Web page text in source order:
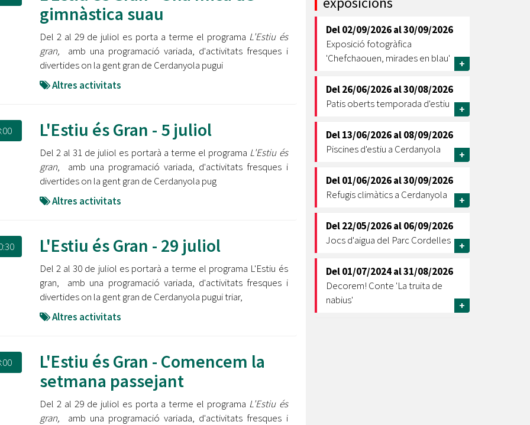
Ètica i Integritat
Retiment de Comptes
Dades Obertes
Catàleg de Serveis i Tràmits
Oberta la convocatòria d'Ajuts per a l'autoocupació
jove 2026
Cerdanyola opta a més de 5 milions d'euros del Pla de
Barris per transformar les Fontetes, Quatre Cantons i
l'entorn de l'avinguda Catalunya
L’Ajuntament reparteix ulleres gratuïtes per veure
Entitats
Equipaments
Mercats Municipals
Webs Municipals
gimnàstica suau
Del 2 al 29 de juliol es porta a terme el programa L'Estiu és
gran,
amb una programació variada, d'activitats fresques i
divertides on la gent gran de Cerdanyola pugui
Altres activitats
L'Estiu és Gran - 5 juliol
Del 2 al 31 de juliol es portarà a terme el programa L'Estiu és
gran, amb una programació variada, d'activitats fresques i
divertides on la gent gran de Cerdanyola pug
Altres activitats
L'Estiu és Gran - 29 juliol
Del 2 al 30 de juliol es portarà a terme el programa L'Estiu és
gran, amb una programació variada, d'activitats fresques i
divertides on la gent gran de Cerdanyola pugui triar,
Altres activitats
L'Estiu és Gran - Comencem la
setmana passejant
Del 2 al 29 de juliol es porta a terme el programa L'Estiu és
gran,
amb una programació variada, d'activitats fresques i
Del02/09/2026al30/09/2026
Exposició fotogràfica
'Chefchaouen, mirades en blau'
+
Del26/06/2026al30/08/2026
Patis oberts temporada d'estiu
+
Del13/06/2026al08/09/2026
Piscines d'estiu a Cerdanyola
+
Del01/06/2026al30/09/2026
Refugis climàtics a Cerdanyola
+
Del22/05/2026al06/09/2026
Jocs d'aigua del Parc Cordelles
+
Del01/07/2024al31/08/2026
Decorem! Conte 'La truita de
nabius'
+